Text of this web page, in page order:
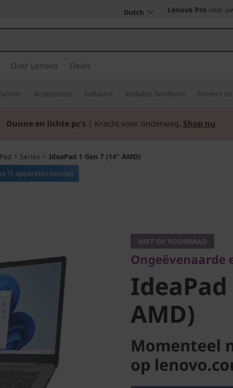
Dutch Lenovo Pro voor
Over Lenovo Deals
Accessoires Software Mobiele Telefoons Servers
Dunne en lichte pc's | Kracht voor onderweg. Shop nu
1 Series > IdeaPad 1 Gen 7 (14" AMD)
IdeaPad 1
(14" AMD)
NIET OP VOORRAAD
Ongeëvenaarde
IdeaPad
AMD)
Momenteel
op